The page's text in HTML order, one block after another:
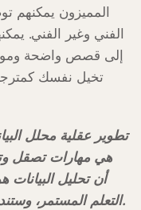
المميزون يمكنهم
الفني وغير الفني.
إلى قصص واضحة
تخيل نفسك
تطوير عقلية محلل
هي مهارات تصقل
أن تحليل
التعلم المستمر، وستندهش من الأفكار التي يمكنك اكتشافها.